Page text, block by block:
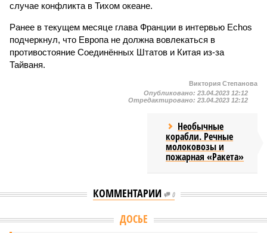
случае конфликта в Тихом океане.
Ранее в текущем месяце глава Франции в интервью Echos
подчеркнул, что Европа не должна вовлекаться в
противостояние Соединённых Штатов и Китая из-за
Тайваня.
Виктория Степанова
Опубликовано: 23.04.2023 12:12
Отредактировано: 23.04.2023 12:12
Необычные
корабли. Речные
молоковозы и
пожарная «Ракета»
КОММЕНТАРИИ 0
ДОСЬЕ